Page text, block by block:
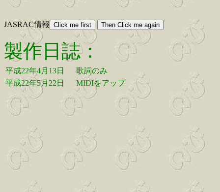
JASRAC情報
製作日誌：
平成22年4月13日
歌詞のみ
平成22年5月22日
MIDIをアップ